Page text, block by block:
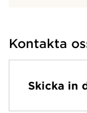
Kontakta
Skicka in